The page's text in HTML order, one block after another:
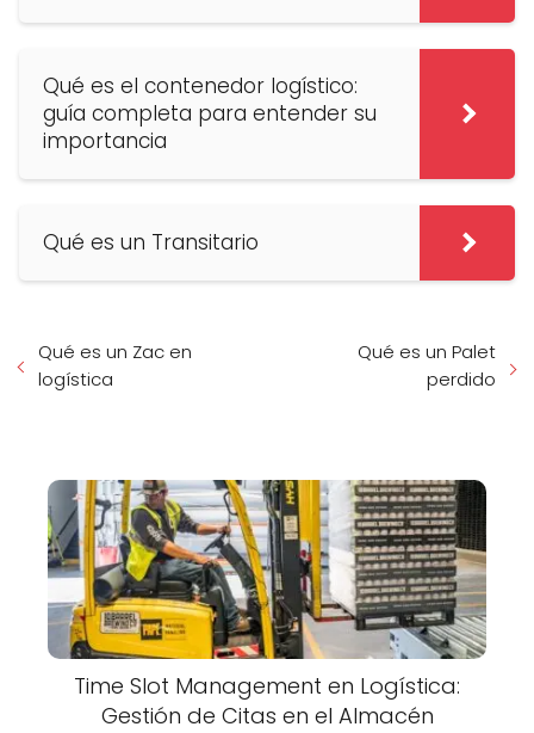
Qué es el contenedor logístico:
guía completa para entender su
importancia
Qué es un Transitario
Qué es un Zac en
logística
Qué es un Palet
perdido
Time Slot Management en Logística:
Gestión de Citas en el Almacén